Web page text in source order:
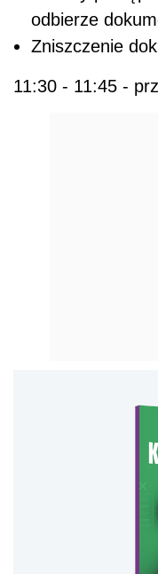
odbierze
Zniszczenie
11:30 - 11:45 -